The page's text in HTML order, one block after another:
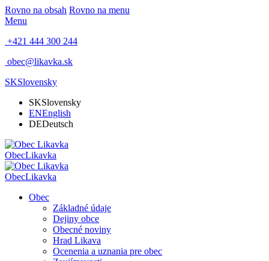
Rovno na obsah Rovno na menu
Menu
+421 444 300 244
obec@likavka.sk
SKSlovensky
SKSlovensky
ENEnglish
DEDeutsch
ObecLikavka
ObecLikavka
Obec
Základné údaje
Dejiny obce
Obecné noviny
Hrad Likava
Ocenenia a uznania pre obec